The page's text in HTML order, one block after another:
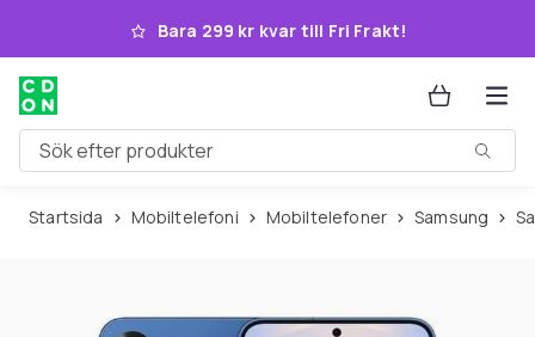
Hoppa till huvudinnehållet
Bara 299 kr kvar till Fri Frakt!
Sök efter produkter
Startsida Mobiltelefoni Mobiltelefoner Samsung